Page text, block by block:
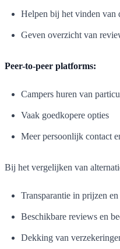
Helpen bij het vinden van
Geven overzicht van
Peer-to-peer platforms:
Campers huren van
Vaak goedkopere opties
Meer persoonlijk contact
Bij het vergelijken van
Transparantie in prijzen
Beschikbare reviews en
Dekking van